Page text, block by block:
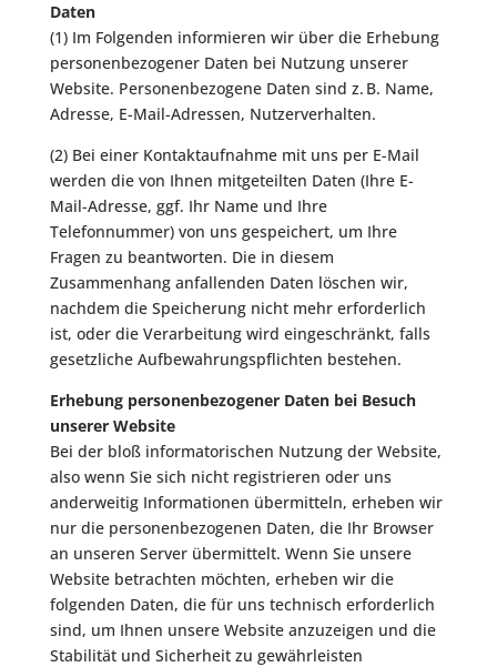
Daten
(1) Im Folgenden informieren wir über die Erhebung
personenbezogener Daten bei Nutzung unserer
Website. Personenbezogene Daten sind z. B. Name,
Adresse, E-Mail-Adressen, Nutzerverhalten.
(2) Bei einer Kontaktaufnahme mit uns per E-Mail
werden die von Ihnen mitgeteilten Daten (Ihre E-
Mail-Adresse, ggf. Ihr Name und Ihre
Telefonnummer) von uns gespeichert, um Ihre
Fragen zu beantworten. Die in diesem
Zusammenhang anfallenden Daten löschen wir,
nachdem die Speicherung nicht mehr erforderlich
ist, oder die Verarbeitung wird eingeschränkt, falls
gesetzliche Aufbewahrungspflichten bestehen.
Erhebung personenbezogener Daten bei Besuch
unserer Website
Bei der bloß informatorischen Nutzung der Website,
also wenn Sie sich nicht registrieren oder uns
anderweitig Informationen übermitteln, erheben wir
nur die personenbezogenen Daten, die Ihr Browser
an unseren Server übermittelt. Wenn Sie unsere
Website betrachten möchten, erheben wir die
folgenden Daten, die für uns technisch erforderlich
sind, um Ihnen unsere Website anzuzeigen und die
Stabilität und Sicherheit zu gewährleisten